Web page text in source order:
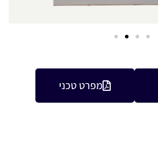
מפרט טכני